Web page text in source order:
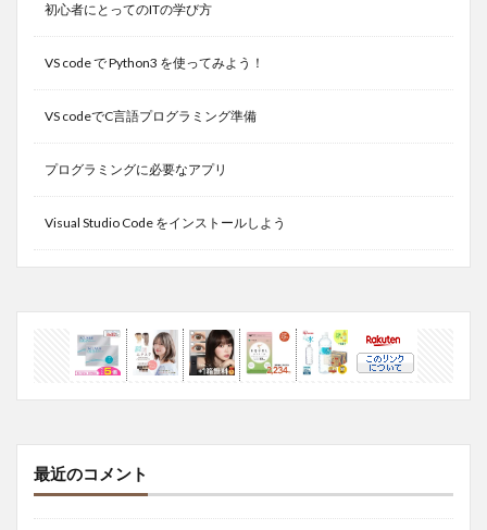
初心者にとってのITの学び方
VS code で Python3 を使ってみよう！
VS codeでC言語プログラミング準備
プログラミングに必要なアプリ
Visual Studio Code をインストールしよう
最近のコメント